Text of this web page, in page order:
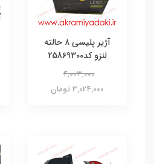
آژیر پلیسی ۸ حالته
لنزو کد25869300
4,003,000
3,024,000 تومان